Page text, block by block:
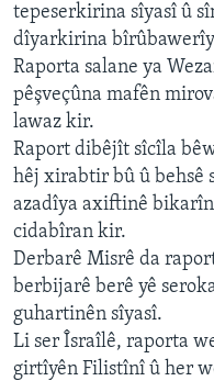
ÇAND Û HUNER
SERNIVÎS
SORANÎ
Learning English
FOLLOW US
Zimanên Din
tepeserkirina sîyasî û
dîyarkirina
Raporta salane ya
pêşveçûna mafên
lawaz kir.
Raport dibêjît sîcîla
hêj xirabtir bû û behsê
azadîya axiftinê
cidabîran kir.
Derbarê Misrê da
berbijarê berê yê
guhartinên sîyasî.
Li ser Îsraîlê, raporta
girtîyên Filistînî û her